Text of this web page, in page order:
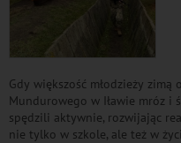
Gdy większość młodzieży
Mundurowego w Iławie mróz i
spędzili aktywnie, rozwijając
nie tylko w szkole, ale też w